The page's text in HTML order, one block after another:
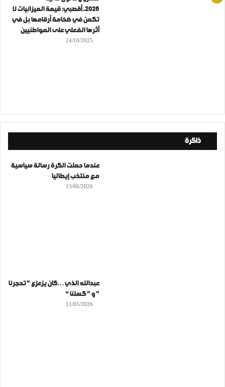
2026..أقصبي: قيمة الميزانيات لا
تكمن في ضخامة أرقامها بل في
أثرها الفعلي على المواطنيين
24/10/2025
ذاكرة
عندما حملت الكرة رسالة سياسية
مع منتخب إيطاليا
13/06/2026
عبدالله الذي…كان يزعزع ” تحجرنا
” و ” كسلنا “
11/05/2026